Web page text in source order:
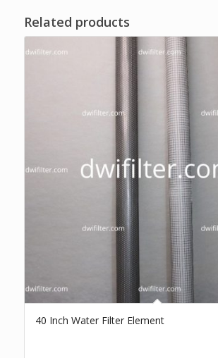
Related products
40 Inch Water Filter Element